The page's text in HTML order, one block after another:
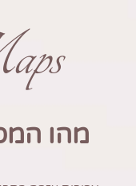
מהו